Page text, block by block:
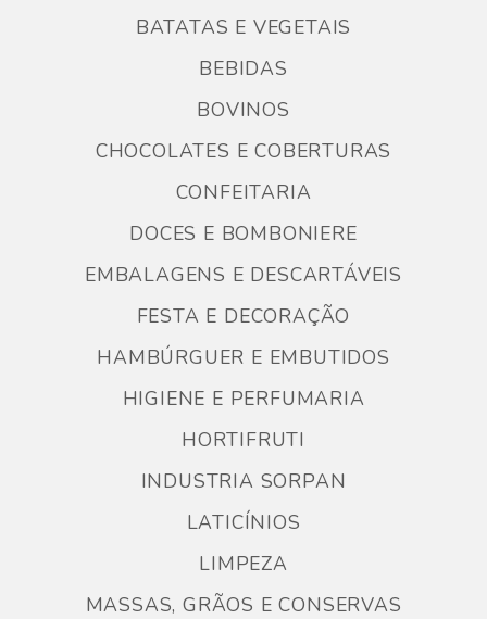
BATATAS E VEGETAIS
BEBIDAS
BOVINOS
CHOCOLATES E COBERTURAS
CONFEITARIA
DOCES E BOMBONIERE
EMBALAGENS E DESCARTÁVEIS
FESTA E DECORAÇÃO
HAMBÚRGUER E EMBUTIDOS
HIGIENE E PERFUMARIA
HORTIFRUTI
INDUSTRIA SORPAN
LATICÍNIOS
LIMPEZA
MASSAS, GRÃOS E CONSERVAS